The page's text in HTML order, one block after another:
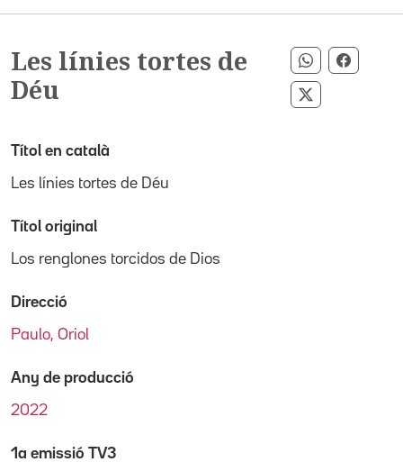
Les línies tortes de
Déu
Compartir
Compartir
Títol en català
Les línies tortes de Déu
Títol original
Los renglones torcidos de Dios
Direcció
Paulo, Oriol
Any de producció
2022
1a emissió TV3